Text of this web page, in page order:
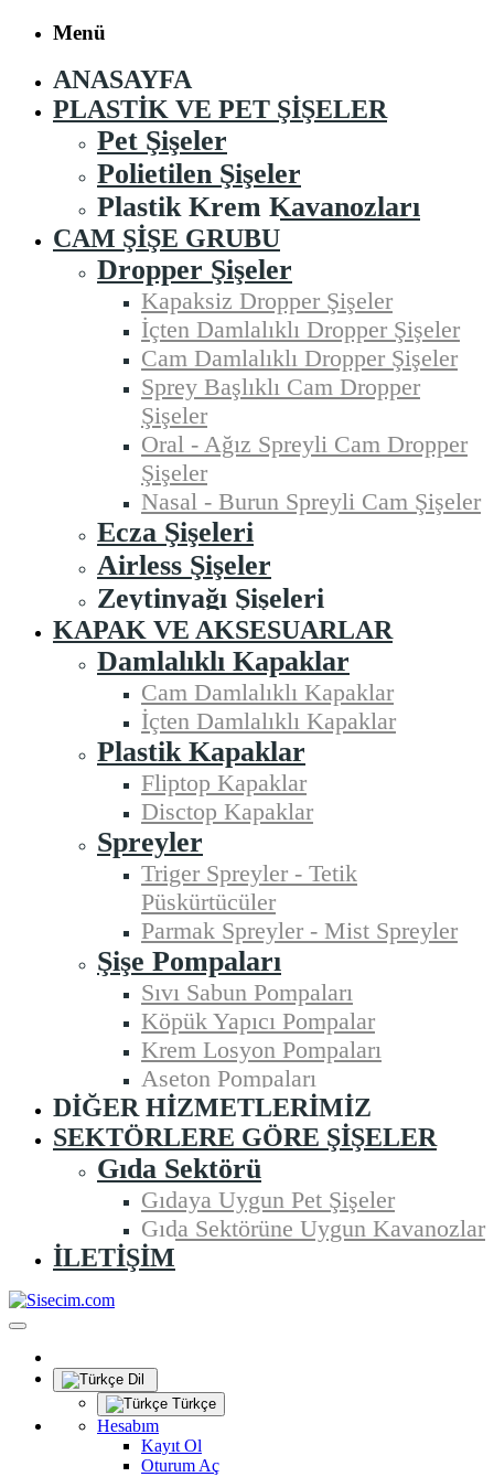
Menü
ANASAYFA
PLASTIK VE PET ŞIŞELER
Pet Şişeler
Polietilen Şişeler
Plastik Krem Kavanozları
CAM ŞIŞE GRUBU
Dropper Şişeler
Kapaksiz Dropper Şişeler
İçten Damlalıklı Dropper Şişeler
Cam Damlalıklı Dropper Şişeler
Sprey Başlıklı Cam Dropper
Şişeler
Oral - Ağız Spreyli Cam Dropper
Şişeler
Nasal - Burun Spreyli Cam Şişeler
Ecza Şişeleri
Airless Şişeler
Zeytinyağı Şişeleri
KAPAK VE AKSESUARLAR
Damlalıklı Kapaklar
Cam Damlalıklı Kapaklar
İçten Damlalıklı Kapaklar
Plastik Kapaklar
Fliptop Kapaklar
Disctop Kapaklar
Spreyler
Triger Spreyler - Tetik
Püskürtücüler
Parmak Spreyler - Mist Spreyler
Şişe Pompaları
Sıvı Sabun Pompaları
Köpük Yapıcı Pompalar
Krem Losyon Pompaları
Aseton Pompaları
DIĞER HIZMETLERIMIZ
SEKTÖRLERE GÖRE ŞIŞELER
Gıda Sektörü
Gıdaya Uygun Pet Şişeler
Gıda Sektörüne Uygun Kavanozlar
İLETIŞIM
Dil
Türkçe
Hesabım
Kayıt Ol
Oturum Aç